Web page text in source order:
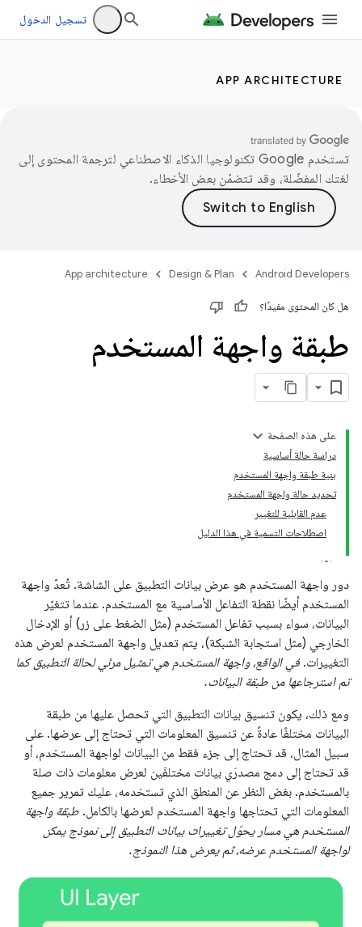
تسجيل الدخول
APP ARCHITECTURE
تستخدم Google تكنولوجيا الذكاء الاصطناعي لترجمة المحتوى إلى
لغتك المفضّلة، وقد تتضمّن بعض الأخطاء.
Android Developers
Design & Plan
App architecture
هل كان المحتوى مفيدًا؟
طبقة واجهة المستخدم
على هذه الصفحة
دراسة حالة أساسية
بنية طبقة واجهة المستخدم
تحديد حالة واجهة المستخدم
عدم القابلية للتغيير
اصطلاحات التسمية في هذا الدليل
دور واجهة المستخدم هو عرض بيانات التطبيق على الشاشة. تُعدّ واجهة
المستخدم أيضًا نقطة التفاعل الأساسية مع المستخدم. عندما تتغيّر
البيانات، سواء بسبب تفاعل المستخدم (مثل الضغط على زر) أو الإدخال
الخارجي (مثل استجابة الشبكة)، يتم تعديل واجهة المستخدم لعرض هذه
التغييرات.في الواقع، واجهة المستخدم هي تمثيل مرئي لحالة التطبيق كما
تم استرجاعها من طبقة البيانات.
ومع ذلك، يكون تنسيق بيانات التطبيق التي تحصل عليها من طبقة
البيانات مختلفًا عادةً عن تنسيق المعلومات التي تحتاج إلى عرضها. على
سبيل المثال، قد تحتاج إلى جزء فقط من البيانات لواجهة المستخدم، أو
قد تحتاج إلى دمج مصدرَي بيانات مختلفَين لعرض معلومات ذات صلة
بالمستخدم. بغض النظر عن المنطق الذي تستخدمه، عليك تمرير جميع
المعلومات التي تحتاجها واجهة المستخدم لعرضها بالكامل. طبقة واجهة
المستخدم هي مسار يحوّل تغييرات بيانات التطبيق إلى نموذج يمكن
لواجهة المستخدم عرضه، ثم يعرض هذا النموذج.